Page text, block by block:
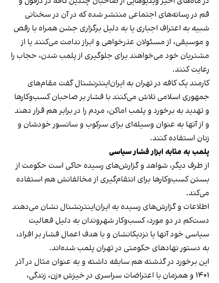
قم در رسانه‌های اجتماعی منتشر شده که در آن در سخنانی
شبیه به اعتراف اجباری یا به دلیل برگزاری جشن همراه با رقص
و موسیقی، از مسئولان عذرخواهی و ابراز ندامت می‌کنند یا از
مشتریان خود می‌خواهند برای جلوگیری از پلمب شدن، حجاب را
رعایت کنند.
کارمند یک کافه در تهران به ایران‌اینترنشنال گفت مقام‌های
جمهوری اسلامی تلاش می‌کنند با فشار بر صاحبان کسب‌وکارها
و تهدید به برخورد و پلمب اماکن، مردم را در برابر هم قرار دهند
و از آنها به عنوان وسیله‌ای برای سرکوب و سانسور خودشان و
زنان استفاده کنند.
پلمب به مثابه ابزار فشار سیاسی
از طرف دیگر، شواهد و گزارش‌های رسیده حاکی است حکومت از
بستن کسب‌وکارها برای انتقام‌گیری از مخالفانش هم استفاده
می‌کند.
اطلاعات و گزارش‌های رسیده به ایران‌اینترنشنال نشان می‌دهند
دست‌کم در دو مورد، کسب‌وکار شهروندان به دلیل فعالیت
سیاسی خود آنها یا نزدیکانشان و با هدف اعمال فشار بر افراد،
به دستور نهادهای حکومتی در تهران پلمب شده‌اند.
این برخورد در گذشته هم سابقه داشته و به عنوان مثال در آذر
۱۴۰۱ و همزمان با اعتراضات سراسری در خیزش «زن، زندگی،